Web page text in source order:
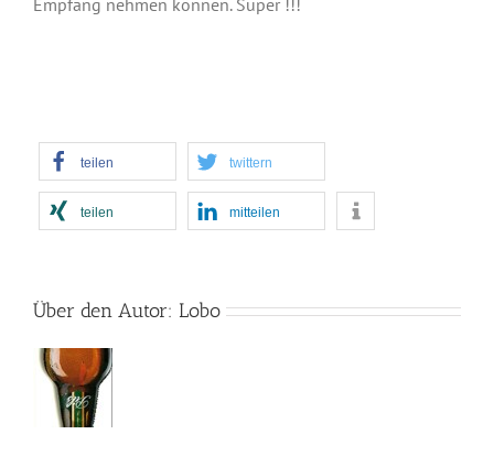
teilen twittern
teilen mitteilen
Über den Autor: Lobo